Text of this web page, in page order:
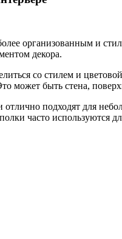
организованным и
декора.
со стилем и
может быть стена,
подходят для
часто используются